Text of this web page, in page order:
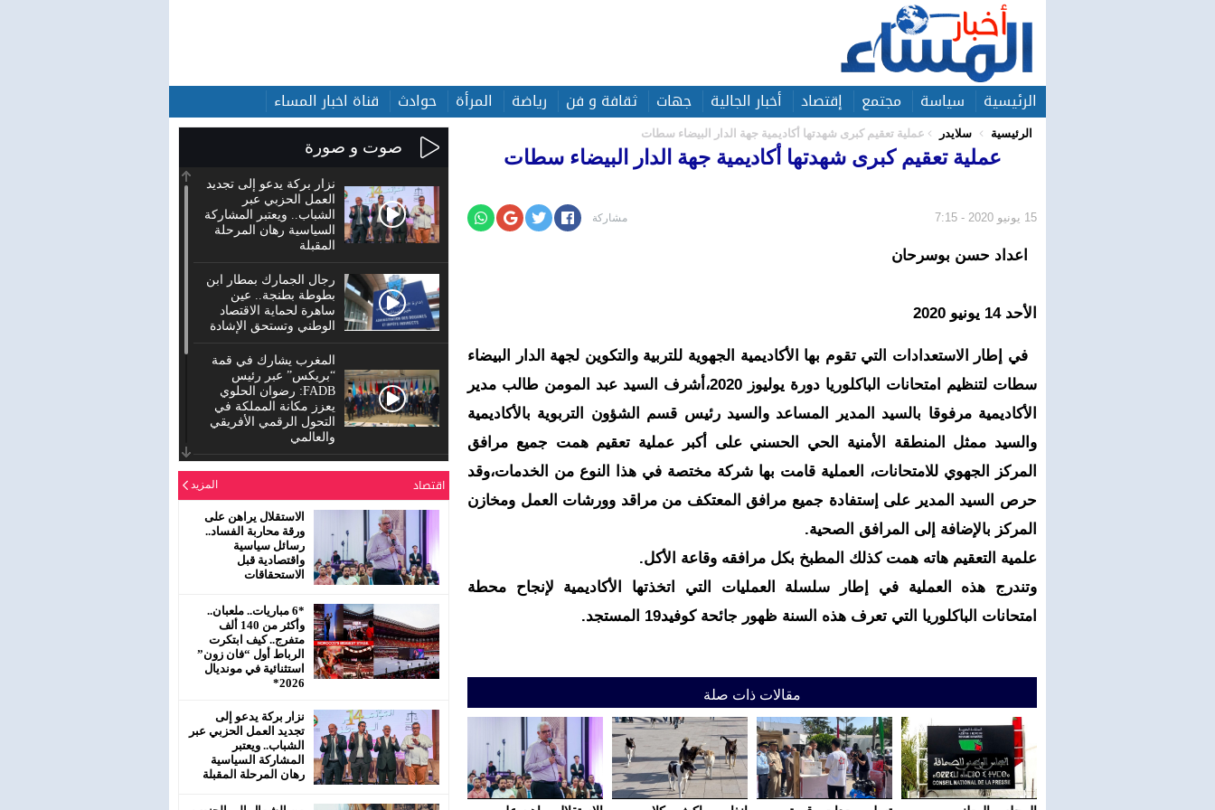
الرئيسية سياسة مجتمع إقتصاد أخبار الجالية جهات ثقافة و فن رياضة المرأة حوادث قناة اخبار المساء
الرئيسية سلايدر عملية تعقيم كبرى شهدتها أكاديمية جهة الدار البيضاء سطات
عملية تعقيم كبرى شهدتها أكاديمية جهة الدار البيضاء سطات
15 يونيو 2020 - 7:15 مشاركة
اعداد حسن بوسرحان
الأحد 14 يونيو 2020
في إطار الاستعدادات التي تقوم بها الأكاديمية الجهوية للتربية والتكوين لجهة الدار البيضاء
سطات لتنظيم امتحانات الباكلوريا دورة يوليوز 2020،أشرف السيد عبد المومن طالب مدير
الأكاديمية مرفوقا بالسيد المدير المساعد والسيد رئيس قسم الشؤون التربوية بالأكاديمية
والسيد ممثل المنطقة الأمنية الحي الحسني على أكبر عملية تعقيم همت جميع مرافق
المركز الجهوي للامتحانات، العملية قامت بها شركة مختصة في هذا النوع من الخدمات،وقد
حرص السيد المدير على إستفادة جميع مرافق المعتكف من مراقد وورشات العمل ومخازن
المركز بالإضافة إلى المرافق الصحية.
علمية التعقيم هاته همت كذلك المطبخ بكل مرافقه وقاعة الأكل.
وتندرج هذه العملية في إطار سلسلة العمليات التي اتخذتها الأكاديمية لإنجاح محطة
امتحانات الباكلوريا التي تعرف هذه السنة ظهور جائحة كوفيد19 المستجد.
مقالات ذات صلة
صوت و صورة
نزار بركة يدعو إلى تجديد
العمل الحزبي عبر
الشباب.. ويعتبر المشاركة
السياسية رهان المرحلة
المقبلة
رجال الجمارك بمطار ابن
بطوطة بطنجة.. عين
ساهرة لحماية الاقتصاد
الوطني وتستحق الإشادة
المغرب يشارك في قمة
“بريكس” عبر رئيس
FADB: رضوان الحلوي
يعزز مكانة المملكة في
التحول الرقمي الأفريقي
والعالمي
الدورة العادية للمجلس
الإقليمي لحزب الاستقلال
بمفتشية عين الشق
سيدي معروف
رئيس جماعة البروج /
اقليم سطات : لا يحترم
جلالة الملك محمد
اقتصاد المزيد
الاستقلال يراهن على
ورقة محاربة الفساد..
رسائل سياسية
واقتصادية قبل
الاستحقاقات
*6 مباريات.. ملعبان..
وأكثر من 140 ألف
متفرج.. كيف ابتكرت
الرباط أول “فان زون”
استثنائية في مونديال
2026*
نزار بركة يدعو إلى
تجديد العمل الحزبي عبر
الشباب.. ويعتبر
المشاركة السياسية
رهان المرحلة المقبلة